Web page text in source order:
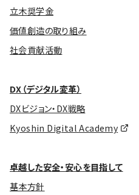
立木奨学金
価値創造の取り組み
社会貢献活動
DX（デジタル変革）
DXビジョン・DX戦略
Kyoshin Digital Academy
卓越した安全・安心を目指して
基本方針